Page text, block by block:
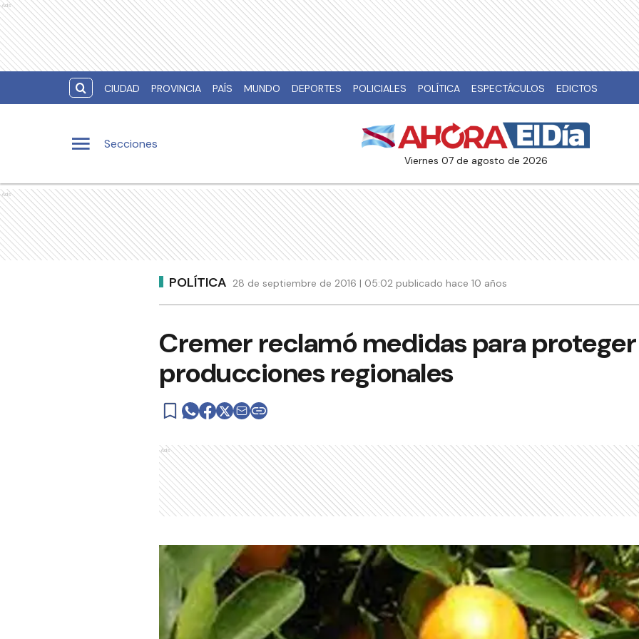
Ads
CIUDAD PROVINCIA PAÍS MUNDO DEPORTES POLICIALES POLÍTICA ESPECTÁCULOS EDICTOS
Secciones
viernes 07 de agosto de 2026
Ads
POLÍTICA 28 de septiembre de 2016 | 05:02 publicado hace 10 años
Cremer reclamó medidas para
producciones regionales
Ads